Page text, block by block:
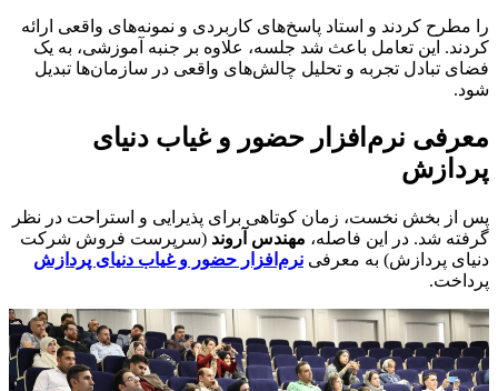
را مطرح کردند و استاد پاسخ‌های کاربردی و نمونه‌های واقعی ارائه
کردند. این تعامل باعث شد جلسه، علاوه بر جنبه آموزشی، به یک
فضای تبادل تجربه و تحلیل چالش‌های واقعی در سازمان‌ها تبدیل
شود.
معرفی نرم‌افزار حضور و غیاب دنیای
پردازش
پس از بخش نخست، زمان کوتاهی برای پذیرایی و استراحت در نظر
گرفته شد. در این فاصله، مهندس آروند (سرپرست فروش شرکت
دنیای پردازش) به معرفی نرم‌افزار حضور و غیاب دنیای پردازش
پرداخت.